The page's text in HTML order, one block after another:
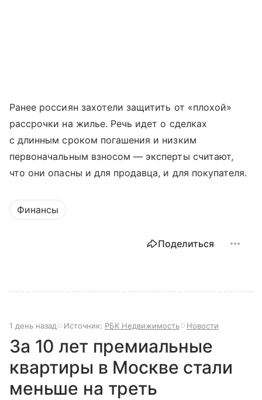
Ранее россиян захотели защитить от «плохой»
рассрочки на жилье. Речь идет о сделках
с длинным сроком погашения и низким
первоначальным взносом — эксперты считают,
что они опасны и для продавца, и для покупателя.
Финансы
Поделиться
1 день назад Источник: РБК Недвижимость Новости
За 10 лет премиальные
квартиры в Москве стали
меньше на треть